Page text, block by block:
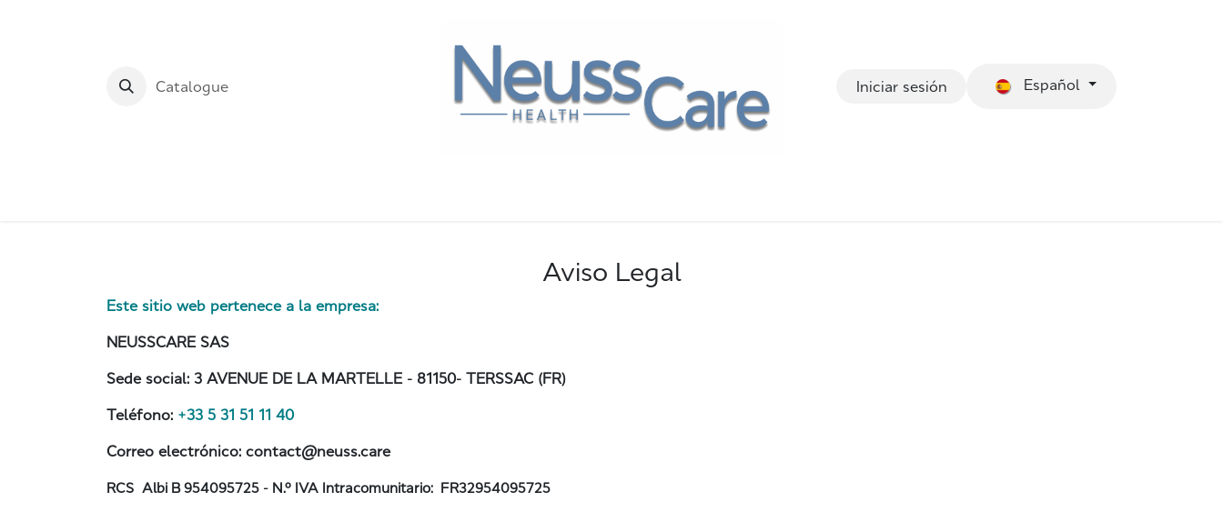
Catalogue Iniciar sesión Español
Aviso Legal
Este sitio web pertenece a la empresa:
NEUSSCARE SAS
Sede social: 3 AVENUE DE LA MARTELLE - 81150- TERSSAC (FR)
Teléfono: +33 5 31 51 11 40
Correo electrónico: contact@neuss.care
RCS Albi B 954095725 - N.º IVA Intracomunitario: FR32954095725